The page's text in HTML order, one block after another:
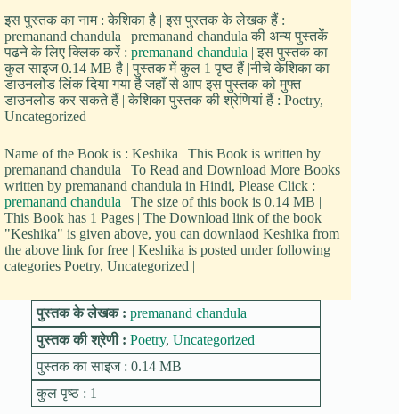
इस पुस्तक का नाम : केशिका है | इस पुस्तक के लेखक हैं :
premanand chandula | premanand chandula की अन्य पुस्तकें
पढने के लिए क्लिक करें : premanand chandula | इस पुस्तक का
कुल साइज 0.14 MB है | पुस्तक में कुल 1 पृष्ठ हैं |नीचे केशिका का
डाउनलोड लिंक दिया गया है जहाँ से आप इस पुस्तक को मुफ्त
डाउनलोड कर सकते हैं | केशिका पुस्तक की श्रेणियां हैं : Poetry,
Uncategorized
Name of the Book is : Keshika | This Book is written by
premanand chandula | To Read and Download More Books
written by premanand chandula in Hindi, Please Click :
premanand chandula | The size of this book is 0.14 MB |
This Book has 1 Pages | The Download link of the book
"Keshika" is given above, you can downlaod Keshika from
the above link for free | Keshika is posted under following
categories Poetry, Uncategorized |
पुस्तक के लेखक : premanand chandula
पुस्तक की श्रेणी : Poetry, Uncategorized
पुस्तक का साइज : 0.14 MB
कुल पृष्ठ : 1